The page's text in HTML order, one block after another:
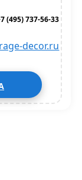
(495) 737-56-33
decor.ru